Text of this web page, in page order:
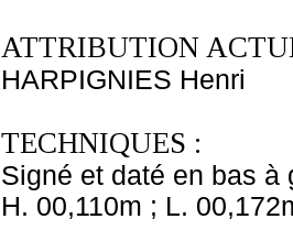
ATTRIBUTION
HARPIGNIES Henri
TECHNIQUES :
Signé et daté en bas à
H. 00,110m ; L.